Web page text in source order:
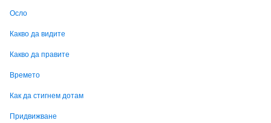
Осло
Какво да видите
Какво да правите
Времето
Как да стигнем дотам
Придвижване